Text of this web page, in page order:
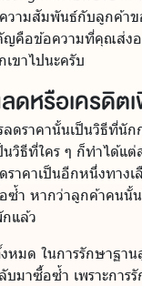
ความสัมพันธ์กับลูกค้า
ญคือข้อความที่คุณส่ง
เขาไปนะครับ
ดหรือเครดิ
ดราคานั้นเป็นวิธีที่นัก
นวิธีที่ใคร ๆ ก็ทำได้แ
ราคาเป็นอีกหนึ่งทาง
ซ้ำ หากว่าลูกค้าคนนั้
แล้ว
มด ในการรักษาฐาน
มาซื้อซ้ำ เพราะการ